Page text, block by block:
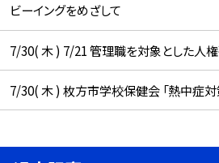
ビーイングをめざして
7/30( 木 ) 7/21 管理職を対象とした人権
7/30( 木 ) 枚方市学校保健会 「熱中症対